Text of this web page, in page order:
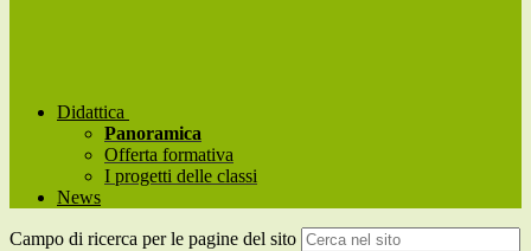
Didattica
Panoramica
Offerta formativa
I progetti delle classi
News
Campo di ricerca per le pagine del sito